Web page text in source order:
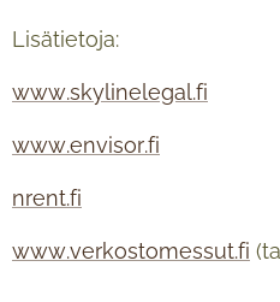
Lisätietoja:
www.skylinelegal.fi
www.envisor.fi
nrent.fi
www.verkostomessut.fi